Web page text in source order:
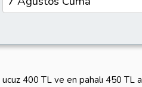
400 TL ve en pahalı 450 TL